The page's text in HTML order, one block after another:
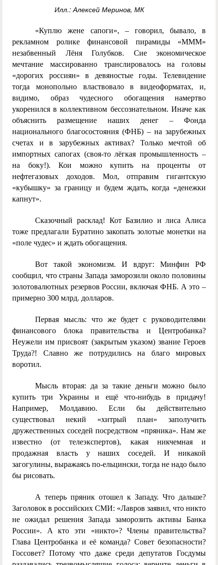
Илл.: Алексей Меринов, МК
«Куплю жене сапоги», – говорил, бывало, в
рекламном ролике финансовой пирамиды «МММ»
незабвенный Лёня Голубков. Сие экономическое
мечтание массированно транслировалось на головы
«дорогих россиян» в девяностые годы. Телевидение
тогда монопольно властвовало в видеоформатах, и,
видимо, образ чудесного обогащения намертво
укоренился в коллективном бессознательном. Иначе как
объяснить размещение наших денег – Фонда
национального благосостояния (ФНБ) – на зарубежных
счетах и в зарубежных активах? Только мечтой об
импортных сапогах (своя-то лёгкая промышленность –
на боку!). Кои можно купить на проценты от
нефтегазовых доходов. Мол, отправим гигантскую
«кубышку» за границу и будем ждать, когда «денежки
капнут».
Сказочный расклад! Кот Базилио и лиса Алиса
тоже предлагали Буратино закопать золотые монетки на
«поле чудес» и ждать обогащения.
Вот такой экономизм. И вдруг: Минфин РФ
сообщил, что страны Запада заморозили около половины
золотовалютных резервов России, включая ФНБ. А это –
примерно 300 млрд. долларов.
Первая мысль: что же будет с руководителями
финансового блока правительства и Центробанка?
Неужели им присвоят (закрытым указом) звание Героев
Труда?! Славно же потрудились на благо мировых
воротил.
Мысль вторая: да за такие деньги можно было
купить три Украины и ещё что-нибудь в придачу!
Например, Молдавию. Если бы действительно
существовал некий «хитрый план» заполучить
дружественных соседей посредством «пряника». Нам же
известно (от телеэкспертов), какая никчемная и
продажная власть у наших соседей. И никакой
загогулины, выражаясь по-ельцински, тогда не надо было
бы рисовать.
А теперь пряник отошел к Западу. Что дальше?
Заголовок в российских СМИ: «Лавров заявил, что никто
не ожидал решения Запада заморозить активы Банка
России». А кто эти «никто»? Члены правительства?
Глава Центробанка и её команда? Совет безопасности?
Госсовет? Потому что даже среди депутатов Госдумы